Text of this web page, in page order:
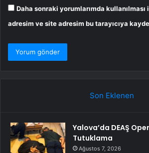
Daha sonraki yorumlarımda kullanılması
adresim ve site adresim bu tarayıcıya
Son Eklenen
Yalova’da DEAŞ
Tutuklama
Ağustos 7, 2026